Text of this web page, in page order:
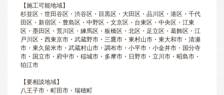
【施工可能地域】
杉並区・世田谷区・渋谷区・目黒区・大田区・品川区・港区・千代
田区・新宿区・豊島区・中野区・文京区・台東区・中央区・江東
区・墨田区・荒川区・練馬区・板橋区・北区・足立区・葛飾区・江
戸川区・西東京市・武蔵野市・三鷹市・東村山市・東大和市・清瀬
市・東久留米市・武蔵村山市・調布市・小平市・小金井市・国分寺
市・国立市・府中市・稲城市・多摩市・日野市・立川市・昭島市・
狛江市
【要相談地域】
八王子市・町田市・瑞穂町